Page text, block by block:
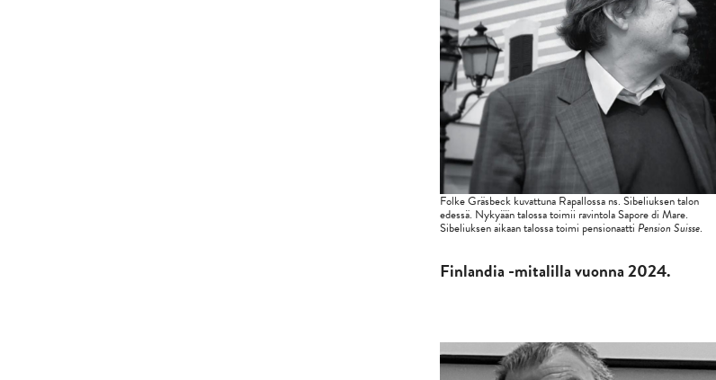
Folke Gräsbeck kuvattuna Rapallossa ns. Sibeliuksen talon
edessä. Nykyään talossa toimii ravintola Sapore di Mare.
Sibeliuksen aikaan talossa toimi pensionaatti Pension Suisse.
Finlandia -mitalilla vuonna 2024.